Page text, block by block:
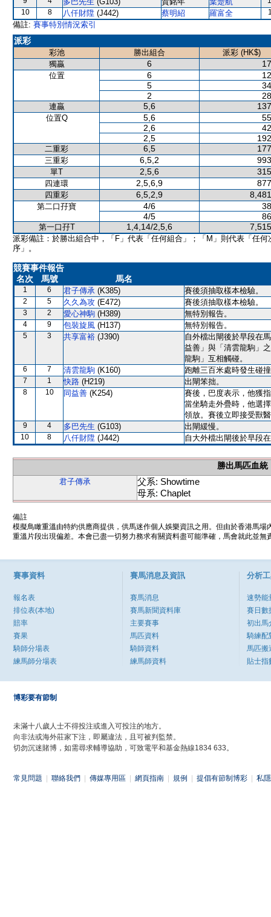
10
8 八仟財陞 (J442) 蔡明紹 羅富全
備註: 賽事特別情況索引
派彩
彩池 勝出組合
派彩 (HK$)
獨贏
6
位置 6
5
2
連贏 5,6
位置Q 5,6
2,6
2,5
二重彩 6,5
三重彩 6,5,2
單T 2,5,6
四連環 2,5,6,9
四重彩 6,5,2,9
第二口孖寶 4/6
4/5
第一口孖T 1,4,14/2,5,6
派彩備註：於勝出組合中，「F」代表「任何組合」；「M」則代表「任何
序」。
競賽事件報告
名次
馬號 馬名
1 6 君子傳承 (K385) 賽後須抽取樣本檢驗。
2 5 久久為攻 (E472) 賽後須抽取樣本檢驗。
3 2 愛心神駒 (H389) 無特別報告。
4 9 包裝旋風 (H137) 無特別報告。
5 3 共享富裕 (J390)
自外檔出閘後於早段在
益善」與「清雲龍駒」
龍駒」互相觸碰。
6 7 清雲龍駒 (K160) 跑離三百米處時發生碰
7 1 快路 (H219) 出閘笨拙。
8 10 同益善 (K254)
賽後，巴度表示，他獲
當坐騎走外疊時，他選
領放。賽後立即接受獸
9 4 多巴先生 (G103) 出閘緩慢。
10 8 八仟財陞 (J442) 自大外檔出閘後於早段
勝出馬匹血統
君子傳承
父系: Showtime
母系: Chaplet
備註
模擬鳥瞰重溫由特約供應商提供，供馬迷作個人娛樂資訊之用。但由於香港馬
重溫片段出現偏差。本會已盡一切努力務求有關資料盡可能準確，馬會就此並
賽事資料
報名表
排位表(本地)
賠率
賽果
騎師分場表
練馬師分場表
賽馬消息及資訊
賽馬消息
賽馬新聞資料庫
主要賽事
馬匹資料
騎師資料
練馬師資料
分析
速勢能
賽日數
初出馬
騎練配
馬匹搬
貼士指
博彩要有節制
未滿十八歲人士不得投注或進入可投注的地方。
向非法或海外莊家下注，即屬違法，且可被判監禁。
切勿沉迷賭博，如需尋求輔導協助，可致電平和基金熱線1834 633。
常見問題 聯絡我們 傳媒專用區 網頁指南 規例 提倡有節制博彩 私